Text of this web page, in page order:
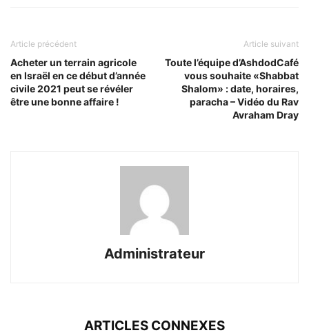
Article précédent
Acheter un terrain agricole
en Israël en ce début d’année
civile 2021 peut se révéler
être une bonne affaire !
Article suivant
Toute l’équipe d’AshdodCafé
vous souhaite «Shabbat
Shalom» : date, horaires,
paracha – Vidéo du Rav
Avraham Dray
Administrateur
ARTICLES CONNEXES